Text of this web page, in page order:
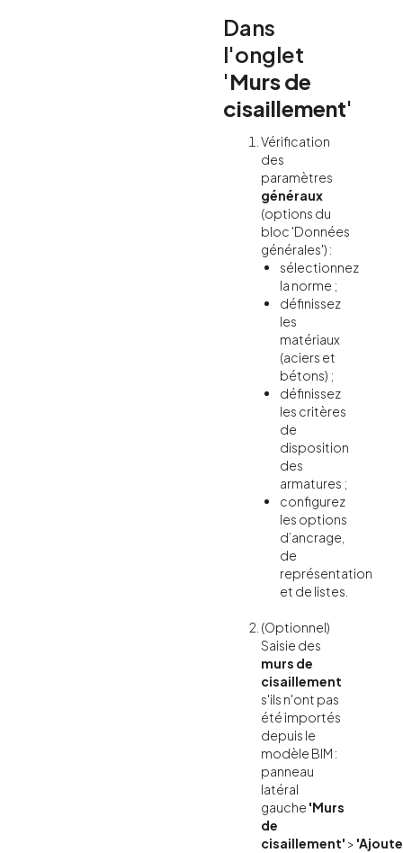
Dans
l'onglet
'Murs de
cisaillement'
Vérification
des
paramètres
généraux
(options du
bloc 'Données
générales') :
sélectionnez
la norme ;
définissez
les
matériaux
(aciers et
bétons) ;
définissez
les critères
de
disposition
des
armatures ;
configurez
les options
d’ancrage,
de
représentation
et de listes.
(Optionnel)
Saisie des
murs de
cisaillement
s'ils n'ont pas
été importés
depuis le
modèle BIM :
panneau
latéral
gauche 'Murs
de
cisaillement' >